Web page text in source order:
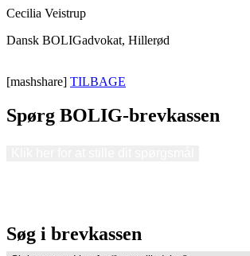
Cecilia Veistrup
Dansk BOLIGadvokat, Hillerød
[mashshare] TILBAGE
Spørg BOLIG-brevkassen
Søg i brevkassen